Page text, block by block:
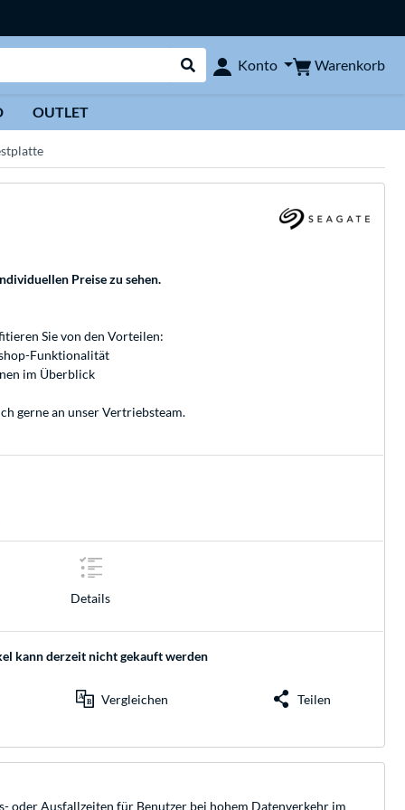
Suche durchführen
Konto Warenkorb
OUTLET
Preise zu sehen.
Sie von den Vorteilen:
Funktionalität
im Überblick
gerne an unserVertriebsteam.
Details
kann derzeit nicht gekauft werden
Vergleichen Teilen
oder Ausfallzeiten für Benutzer bei hohem Datenverkehr im